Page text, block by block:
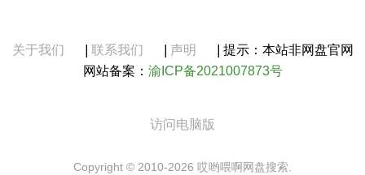
关于我们 联系我们 声明
提示：本站非网盘官网
网站备案： 渝ICP备2021007873号
访问电脑版
Copyright © 2010-2026 哎哟喂啊网盘搜索.